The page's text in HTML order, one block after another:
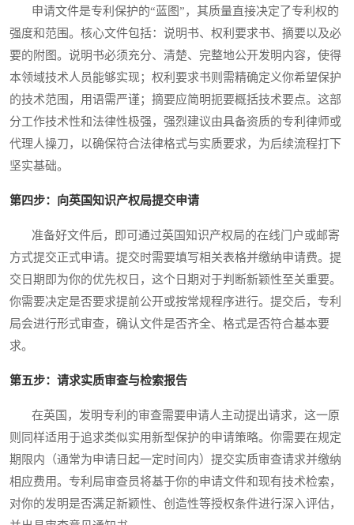
申请文件是专利保护的“蓝图”，其质量直接决定了专利权的
强度和范围。核心文件包括：说明书、权利要求书、摘要以及必
要的附图。说明书必须充分、清楚、完整地公开发明内容，使得
本领域技术人员能够实现；权利要求书则需精确定义你希望保护
的技术范围，用语需严谨；摘要应简明扼要概括技术要点。这部
分工作技术性和法律性极强，强烈建议由具备资质的专利律师或
代理人操刀，以确保符合法律格式与实质要求，为后续流程打下
坚实基础。
第四步：向英国知识产权局提交申请
准备好文件后，即可通过英国知识产权局的在线门户或邮寄
方式提交正式申请。提交时需要填写相关表格并缴纳申请费。提
交日期即为你的优先权日，这个日期对于判断新颖性至关重要。
你需要决定是否要求提前公开或按常规程序进行。提交后，专利
局会进行形式审查，确认文件是否齐全、格式是否符合基本要
求。
第五步：请求实质审查与检索报告
在英国，发明专利的审查需要申请人主动提出请求，这一原
则同样适用于追求类似实用新型保护的申请策略。你需要在规定
期限内（通常为申请日起一定时间内）提交实质审查请求并缴纳
相应费用。专利局审查员将基于你的申请文件和现有技术检索，
对你的发明是否满足新颖性、创造性等授权条件进行深入评估，